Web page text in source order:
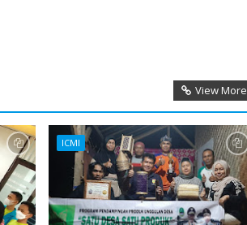
View More
ICMI